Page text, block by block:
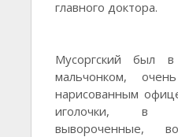
главного доктора.
Мусоргский был
мальчонком,
нарисованным
иголочки, в
вывороченные,